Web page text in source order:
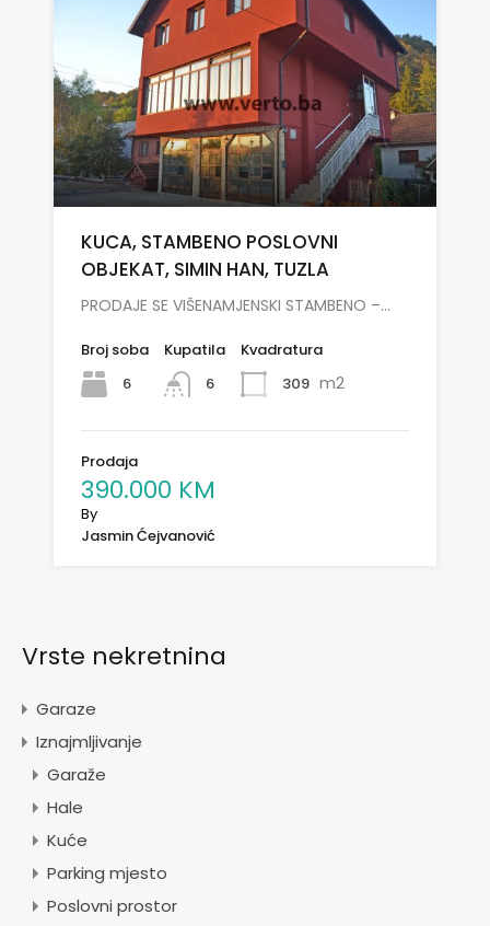
KUCA, STAMBENO POSLOVNI
OBJEKAT, SIMIN HAN, TUZLA
PRODAJE SE VIŠENAMJENSKI STAMBENO –…
Broj soba
6
Kupatila
6
Kvadratura
309 m2
Prodaja
390.000 KM
By
Jasmin Ćejvanović
Vrste nekretnina
Garaze
Iznajmljivanje
Garaže
Hale
Kuće
Parking mjesto
Poslovni prostor